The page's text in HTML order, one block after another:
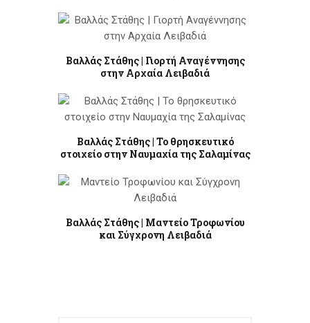
Βαλλάς Στάθης | Γιορτή Αναγέννησης
στην Αρχαία Λειβαδιά
Βαλλάς Στάθης | Το θρησκευτικό
στοιχείο στην Ναυμαχία της Σαλαμίνας
Βαλλάς Στάθης | Μαντείο Τροφωνίου
και Σύγχρονη Λειβαδιά